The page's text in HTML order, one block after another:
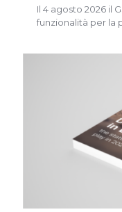
Il 4 agosto 2026 il
funzionalità per la